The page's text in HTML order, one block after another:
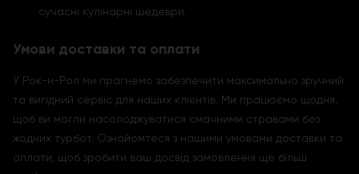
сучасні кулінарні шедеври.
Умови доставки та оплати
У Рок-н-Рол ми прагнемо забезпечити максимально зручний
та вигідний сервіс для наших клієнтів. Ми працюємо щодня,
щоб ви могли насолоджуватися смачними стравами без
жодних турбот. Ознайомтеся з нашими умовами доставки та
оплати, щоб зробити ваш досвід замовлення ще більш